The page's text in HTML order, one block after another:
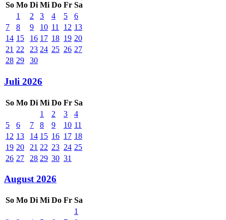
So Mo Di Mi Do Fr Sa
1
2 3 4 5
6
7
8 9 10 11 12 13
14 15 16 17 18 19 20
21 22 23 24 25 26 27
28 29 30
Juli 2026
So Mo Di Mi Do Fr Sa
1
2 3
4
5
6 7 8 9 10 11
12 13 14 15 16 17 18
19 20 21 22 23 24 25
26 27 28 29 30 31
August 2026
So Mo Di Mi Do Fr Sa
1